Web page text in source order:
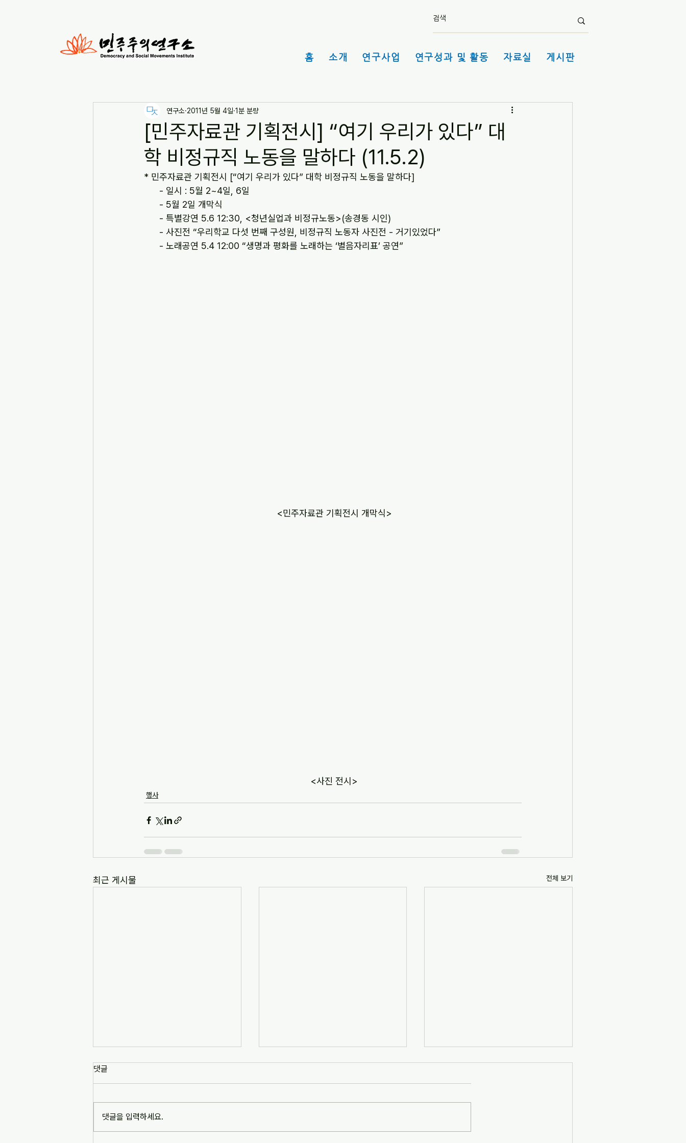
홈 소개 연구사업 연구성과 및 활동 자료실 게시판
[민주자료관 기획전시] “여기 우리가 있다” 대
학 비정규직 노동을 말하다 (11.5.2)
연구소 2011년 5월 4일 1분 분량
* 민주자료관 기획전시 [“여기 우리가 있다” 대학 비정규직 노동을 말하다]
      - 일시 : 5월 2~4일, 6일
      - 5월 2일 개막식
      - 특별강연 5.6 12:30, <청년실업과 비정규노동>(송경동 시인)
      - 사진전 “우리학교 다섯 번째 구성원, 비정규직 노동자 사진전 - 거기있었다”
      - 노래공연 5.4 12:00 “생명과 평화를 노래하는 ‘별음자리표’ 공연”
<민주자료관 기획전시 개막식>
<사진 전시>
행사
최근 게시물 전체 보기
댓글
댓글을 입력하세요.